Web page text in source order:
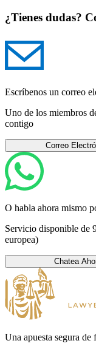
¿Tienes dudas?
Escríbenos un correo
Uno de los miembros
contigo
Correo
O habla ahora mismo
Servicio disponible de
europea)
Chatea
Una apuesta segura